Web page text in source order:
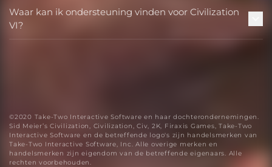
Waar kan ik ondersteuning vinden voor Civilization
VI?
©2020 Take-Two Interactive Software en haar dochterondernemingen.
Sid Meier’s Civilization, Civilization, Civ, 2K, Firaxis Games, Take-Two
Interactive Software en de betreffende logo's zijn handelsmerken van
Take-Two Interactive Software, Inc. Alle overige merken en
handelsmerken zijn eigendom van de betreffende eigenaars. Alle
rechten voorbehouden.